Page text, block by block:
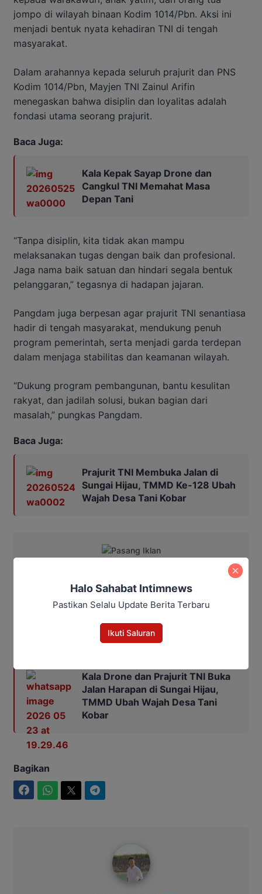
jompo di wilayah binaan Kodim 1014/Pbn. Aksi ini
menjadi bentuk nyata kehadiran TNI di tengah
masyarakat.
Dalam arahannya kepada seluruh prajurit dan PNS
Kodim 1014/Pbn, Mayjen TNI Zainul Arifin
menegaskan bahwa disiplin dan loyalitas adalah
fondasi utama seorang prajurit.
Baca Juga:
Kala Kepak Sayap Drone dan
Cangkul TNI Memahat Masa
Depan Tani
“Tanpa disiplin, kita tidak akan mampu
melaksanakan tugas dengan baik dan profesional.
Jaga nama baik satuan dan hindari segala bentuk
pelanggaran,” tegasnya di hadapan jajaran.
Pangdam juga berpesan agar prajurit TNI senantiasa
hadir di tengah masyarakat, mendukung penuh
program pemerintah, serta menjadi garda terdepan
dalam menjaga stabilitas dan keamanan wilayah.
“Dukung program pembangunan, bantu kesulitan
rakyat, dan jadilah solusi, bukan bagian dari
masalah,” pungkas Pangdam.
Baca Juga:
Prajurit TNI Membuka Jalan di
Sungai Hijau, TMMD Ke-128 Ubah
Wajah Desa Tani Kobar
Penulis : Yusro
Kala Drone dan Prajurit TNI Buka
Jalan Harapan di Sungai Hijau,
TMMD Ubah Wajah Desa Tani
Kobar
Bagikan
Halo Sahabat Intimnews
Pastikan Selalu Update Berita Terbaru
Ikuti Saluran